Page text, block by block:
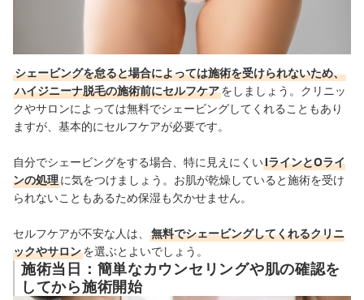
シェービングを怠ると場合によっては施術を受けられないため、
ハイジニーナ脱毛の施術前にセルフケアをしましょう。クリニッ
クやサロンによっては無料でシェービングしてくれることもあり
ますが、基本的にセルフケアが必要です。
自分でシェービングをする場合、特に見えにくいIラインとOライ
ンの処理に気をつけましょう。お肌が乾燥していると施術を受け
られないこともあるため保湿も欠かせません。
セルフケアが不安な人は、
無料でシェービングしてくれるクリニ
ックやサロンを選ぶとよいでしょう。
施術当日：簡単なカウンセリングや肌の確認を
してから施術開始